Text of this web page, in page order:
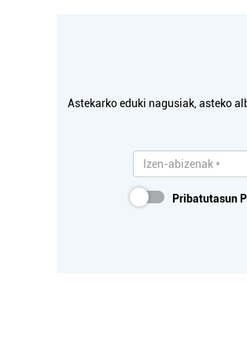
Astekarko eduki nagusiak, asteko
Pribatutasun